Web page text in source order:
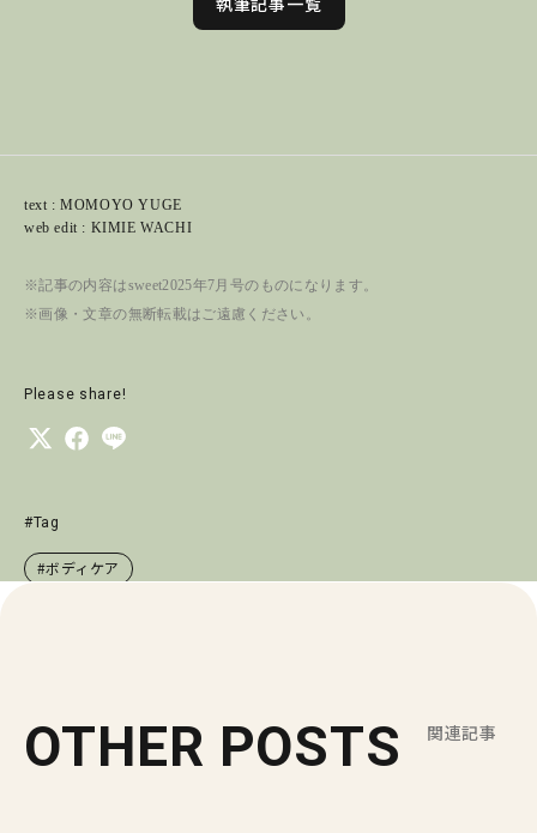
text : MOMOYO YUGE
web edit : KIMIE WACHI
※記事の内容はsweet2025年7月号のものになります。
※画像・文章の無断転載はご遠慮ください。
Please share!
#Tag
#ボディケア
OTHER POSTS 関連記事